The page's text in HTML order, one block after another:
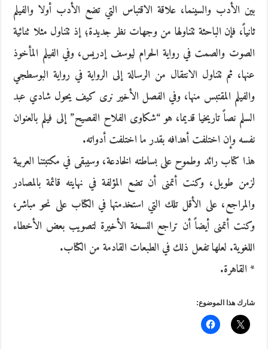
بين الأدب والسينما، علاقة الاقتباس التي تضع الأدب أولا والفيلم
ثانياً، فإن الباحثة تتناولها من وجهات نظر جديدة؛ إذ تتناول مثلا ثنائية
الصوت والصمت في رواية الحرام ليوسف إدريس، وفي الفيلم المأخوذ
عنها، ثم تتناول الانتقال من الرسالة إلى الرواية في رواية البوسطجي
والفيلم المقتبس منها، وفي الفصل الأخير نرى كيف يحول شادي عبد
السلم نصاً تاريخيا قديما، هو “شكاوى الفلاح الفصيح” إلى فيلم بالعنوان
نفسه وإن اختلفت أهدافه بقدر ما اختلفت أدواته.
هذا كتاب رائد وطموح على بساطته الخادعة، وسيبقى في مكتبتنا العربية
لزمن طويل، وكنت أتمنى أن تضع المؤلفة في نهايته قائمة بالمصادر
والمراجع، على الأقل تلك التي استخدمتها في الكتاب على نحو مباشر،
وكنت أتمنى أيضاً أن تراجع النسخة الأخيرة لتصويب بعض الأخطاء
اللغوية. لعلها تفعل ذلك في الطبعات القادمة من الكتاب.
* القاهرة.
شارك هذا الموضوع: